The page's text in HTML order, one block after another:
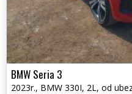
BMW Seria 3